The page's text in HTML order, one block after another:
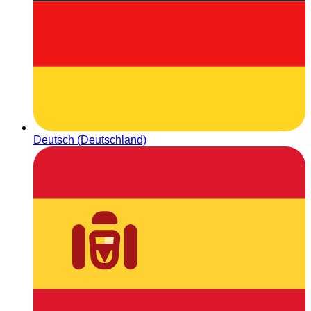
Deutsch (Deutschland)